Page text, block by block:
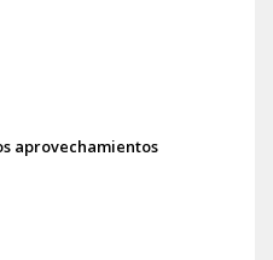
aprovechamientos